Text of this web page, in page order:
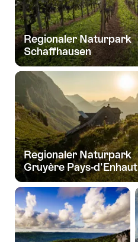
Regionaler Naturpark
Schaffhausen
Regionaler Naturpark
Gruyère Pays-d'Enhaut